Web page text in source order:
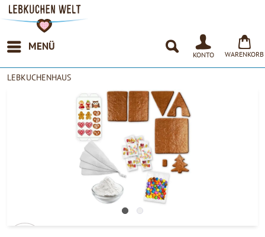
MENÜ
KONTO WARENKORB
LEBKUCHENHAUS